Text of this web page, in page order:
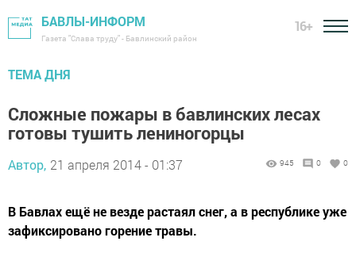
БАВЛЫ-ИНФОРМ
Газета "Слава труду" - Бавлинский район
16+
ТЕМА ДНЯ
Сложные пожары в бавлинских лесах
готовы тушить лениногорцы
Автор, 21 апреля 2014 - 01:37 945 0 0
В Бавлах ещё не везде растаял снег, а в республике уже
зафиксировано горение травы.